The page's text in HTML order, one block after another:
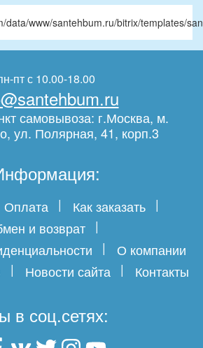
data/www/santehbum.ru/bitrix/templates/
пт с 10.00-18.00
самовывоза: г.Москва, м.
ул. Полярная, 41, корп.3
Оплата
Как заказать
и возврат
О компании
Новости сайта Контакты
в соц.сетях: